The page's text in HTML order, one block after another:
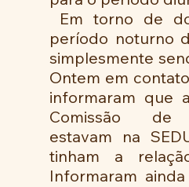
Em torno de
período noturno
simplesmente
Ontem em
informaram que
Comissão de
estavam na
tinham a
Informaram